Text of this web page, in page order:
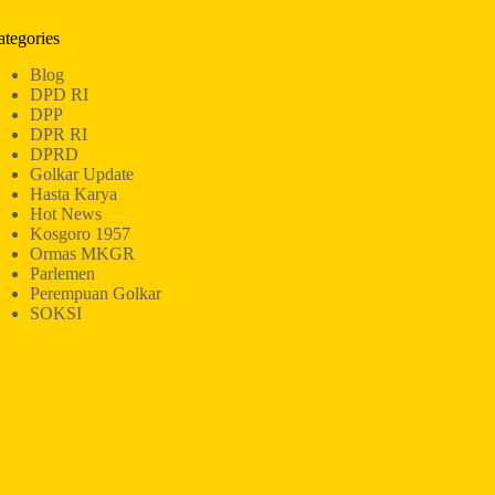
Blog
DPD RI
DPP
DPR RI
DPRD
Golkar Update
Hasta Karya
Hot News
Kosgoro 1957
Ormas MKGR
Parlemen
Perempuan Golkar
SOKSI